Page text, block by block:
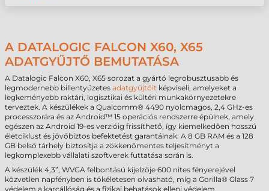
A DATALOGIC FALCON X60, X65
ADATGYŰJTŐ BEMUTATÁSA
A Datalogic Falcon X60, X65 sorozat a gyártó legrobusztusabb és
legmodernebb billentyűzetes adatgyűjtőit képviseli, amelyeket a
legkeményebb raktári, logisztikai és kültéri munkakörnyezetekre
terveztek. A készülékek a Qualcomm® 4490 nyolcmagos, 2,4 GHz-es
processzorára és az Android™ 15 operációs rendszerre épülnek, amely
egészen az Android 19-es verzióig frissíthető, így kiemelkedően hosszú
életciklust és jövőbiztos befektetést garantálnak. A 8 GB RAM és a 128
GB belső tárhely biztosítja a zökkenőmentes teljesítményt a
legkomplexebb vállalati szoftverek futtatása során is.
A készülék 4,3”, WVGA felbontású kijelzője 600 nites fényerejével
közvetlen napfényben is tökéletesen olvasható, míg a Gorilla® Glass 7
védelem a karcállóság és a fizikai behatások elleni védelem